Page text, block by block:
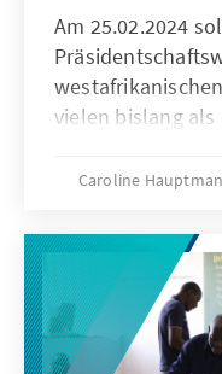
Am 25.02.2024
vielen bislang
Präsidialdekret
abgesagt. Nun
innenpolitische
gleichzeitig
Imageschaden
Partnern an.
Caroline